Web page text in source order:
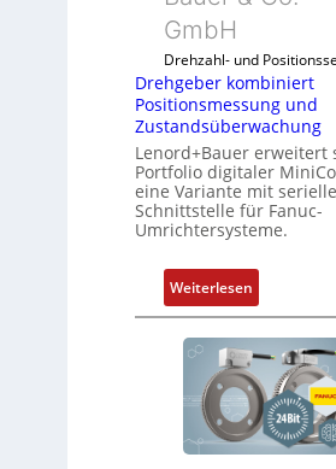
e
x
i
b
e
l
f
r
d
i
e
A
n
w
e
d
u
l
b
r
i
g
e
n
G
u
n
GmbH
Drehzahl- und
Drehgeber kombiniert
Positionsmessung und
Zustandsüberwachung
Lenord+Bauer erweitert
Portfolio digitaler
eine Variante mit
Schnittstelle für Fanuc-
Umrichtersysteme.
Weiterlesen:
D
r
e
h
g
e